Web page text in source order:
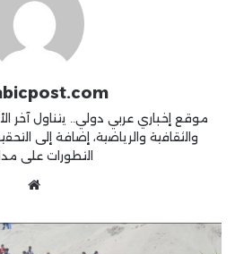
موقع إخباري عربي دولي.. يتناول آخر
والثقافية والرياضية، إضافة إلى
التطورات على مدار